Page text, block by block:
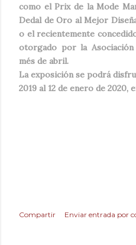
como el Prix de la Mode
Dedal de Oro al Mejor
o el recientemente
otorgado por la Asociación
més de abril.
La exposición se podrá
2019 al 12 de enero de 2020,
Compartir Enviar entrada por